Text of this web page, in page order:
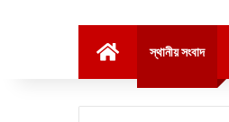
স্থানীয় সংবাদ